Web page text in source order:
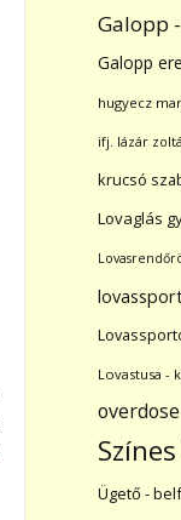
Galopp
Galopp
hugyecz
ifj. lázár
krucsó
Lovaglás
Lovastusa -
overdose
Ügető -